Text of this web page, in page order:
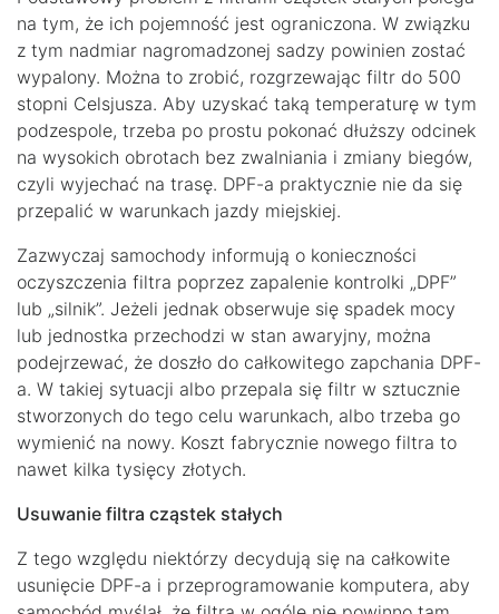
na tym, że ich pojemność jest ograniczona. W związku
z tym nadmiar nagromadzonej sadzy powinien zostać
wypalony. Można to zrobić, rozgrzewając filtr do 500
stopni Celsjusza. Aby uzyskać taką temperaturę w tym
podzespole, trzeba po prostu pokonać dłuższy odcinek
na wysokich obrotach bez zwalniania i zmiany biegów,
czyli wyjechać na trasę. DPF-a praktycznie nie da się
przepalić w warunkach jazdy miejskiej.
Zazwyczaj samochody informują o konieczności
oczyszczenia filtra poprzez zapalenie kontrolki „DPF”
lub „silnik”. Jeżeli jednak obserwuje się spadek mocy
lub jednostka przechodzi w stan awaryjny, można
podejrzewać, że doszło do całkowitego zapchania DPF-
a. W takiej sytuacji albo przepala się filtr w sztucznie
stworzonych do tego celu warunkach, albo trzeba go
wymienić na nowy. Koszt fabrycznie nowego filtra to
nawet kilka tysięcy złotych.
Usuwanie filtra cząstek stałych
Z tego względu niektórzy decydują się na całkowite
usunięcie DPF-a i przeprogramowanie komputera, aby